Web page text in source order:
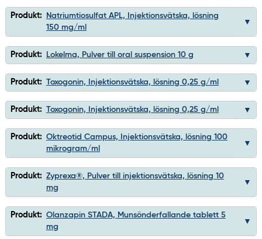
Produkt:
Natriumtiosulfat APL, Injektionsvätska, lösning
150 mg/ml
Produkt: Lokelma, Pulver till oral suspension 10 g
Produkt: Toxogonin, Injektionsvätska, lösning 0,25 g/ml
Produkt: Toxogonin, Injektionsvätska, lösning 0,25 g/ml
Produkt: Oktreotid Campus, Injektionsvätska, lösning 100
mikrogram/ml
Produkt: Zyprexa®, Pulver till injektionsvätska, lösning 10
mg
Produkt: Olanzapin STADA, Munsönderfallande tablett 5
mg